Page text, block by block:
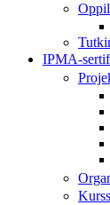
IPMA-